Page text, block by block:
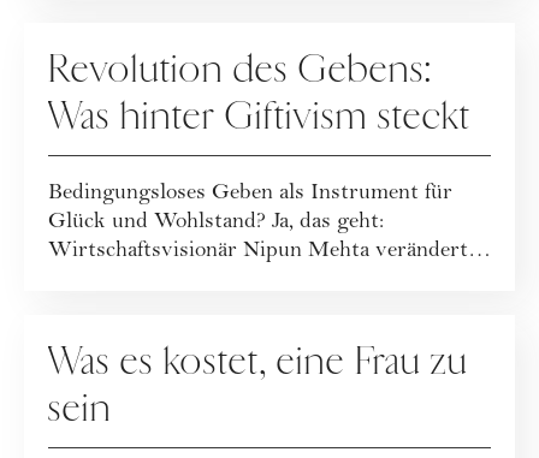
Revolution des Gebens:
Was hinter Giftivism steckt
Bedingungsloses Geben als Instrument für
Glück und Wohlstand? Ja, das geht:
Wirtschaftsvisionär Nipun Mehta verändert
Was es kostet, eine Frau zu
sein